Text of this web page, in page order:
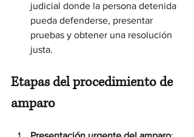
judicial donde la persona detenida
pueda defenderse, presentar
pruebas y obtener una resolución
justa.
Etapas del procedimiento de
amparo